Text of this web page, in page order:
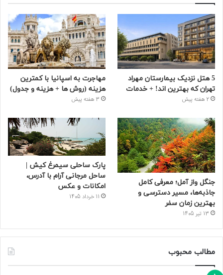
5 هتل نزدیک بیمارستان مهراد
تهران که بهترین‌ اند! + خدمات
2 هفته پیش
مهاجرت به اسپانیا با کمترین
هزینه (روش ها + هزینه و جدول)
3 هفته پیش
جنگل واز آمل؛ معرفی کامل
جاذبه‌ها، مسیر دسترسی و
بهترین زمان سفر
13 تیر 1405
پارک ساحلی سیمرغ کیش |
ساحل مرجانی آرام با آدرس،
امکانات و عکس
11 خرداد 1405
مطالب محبوب